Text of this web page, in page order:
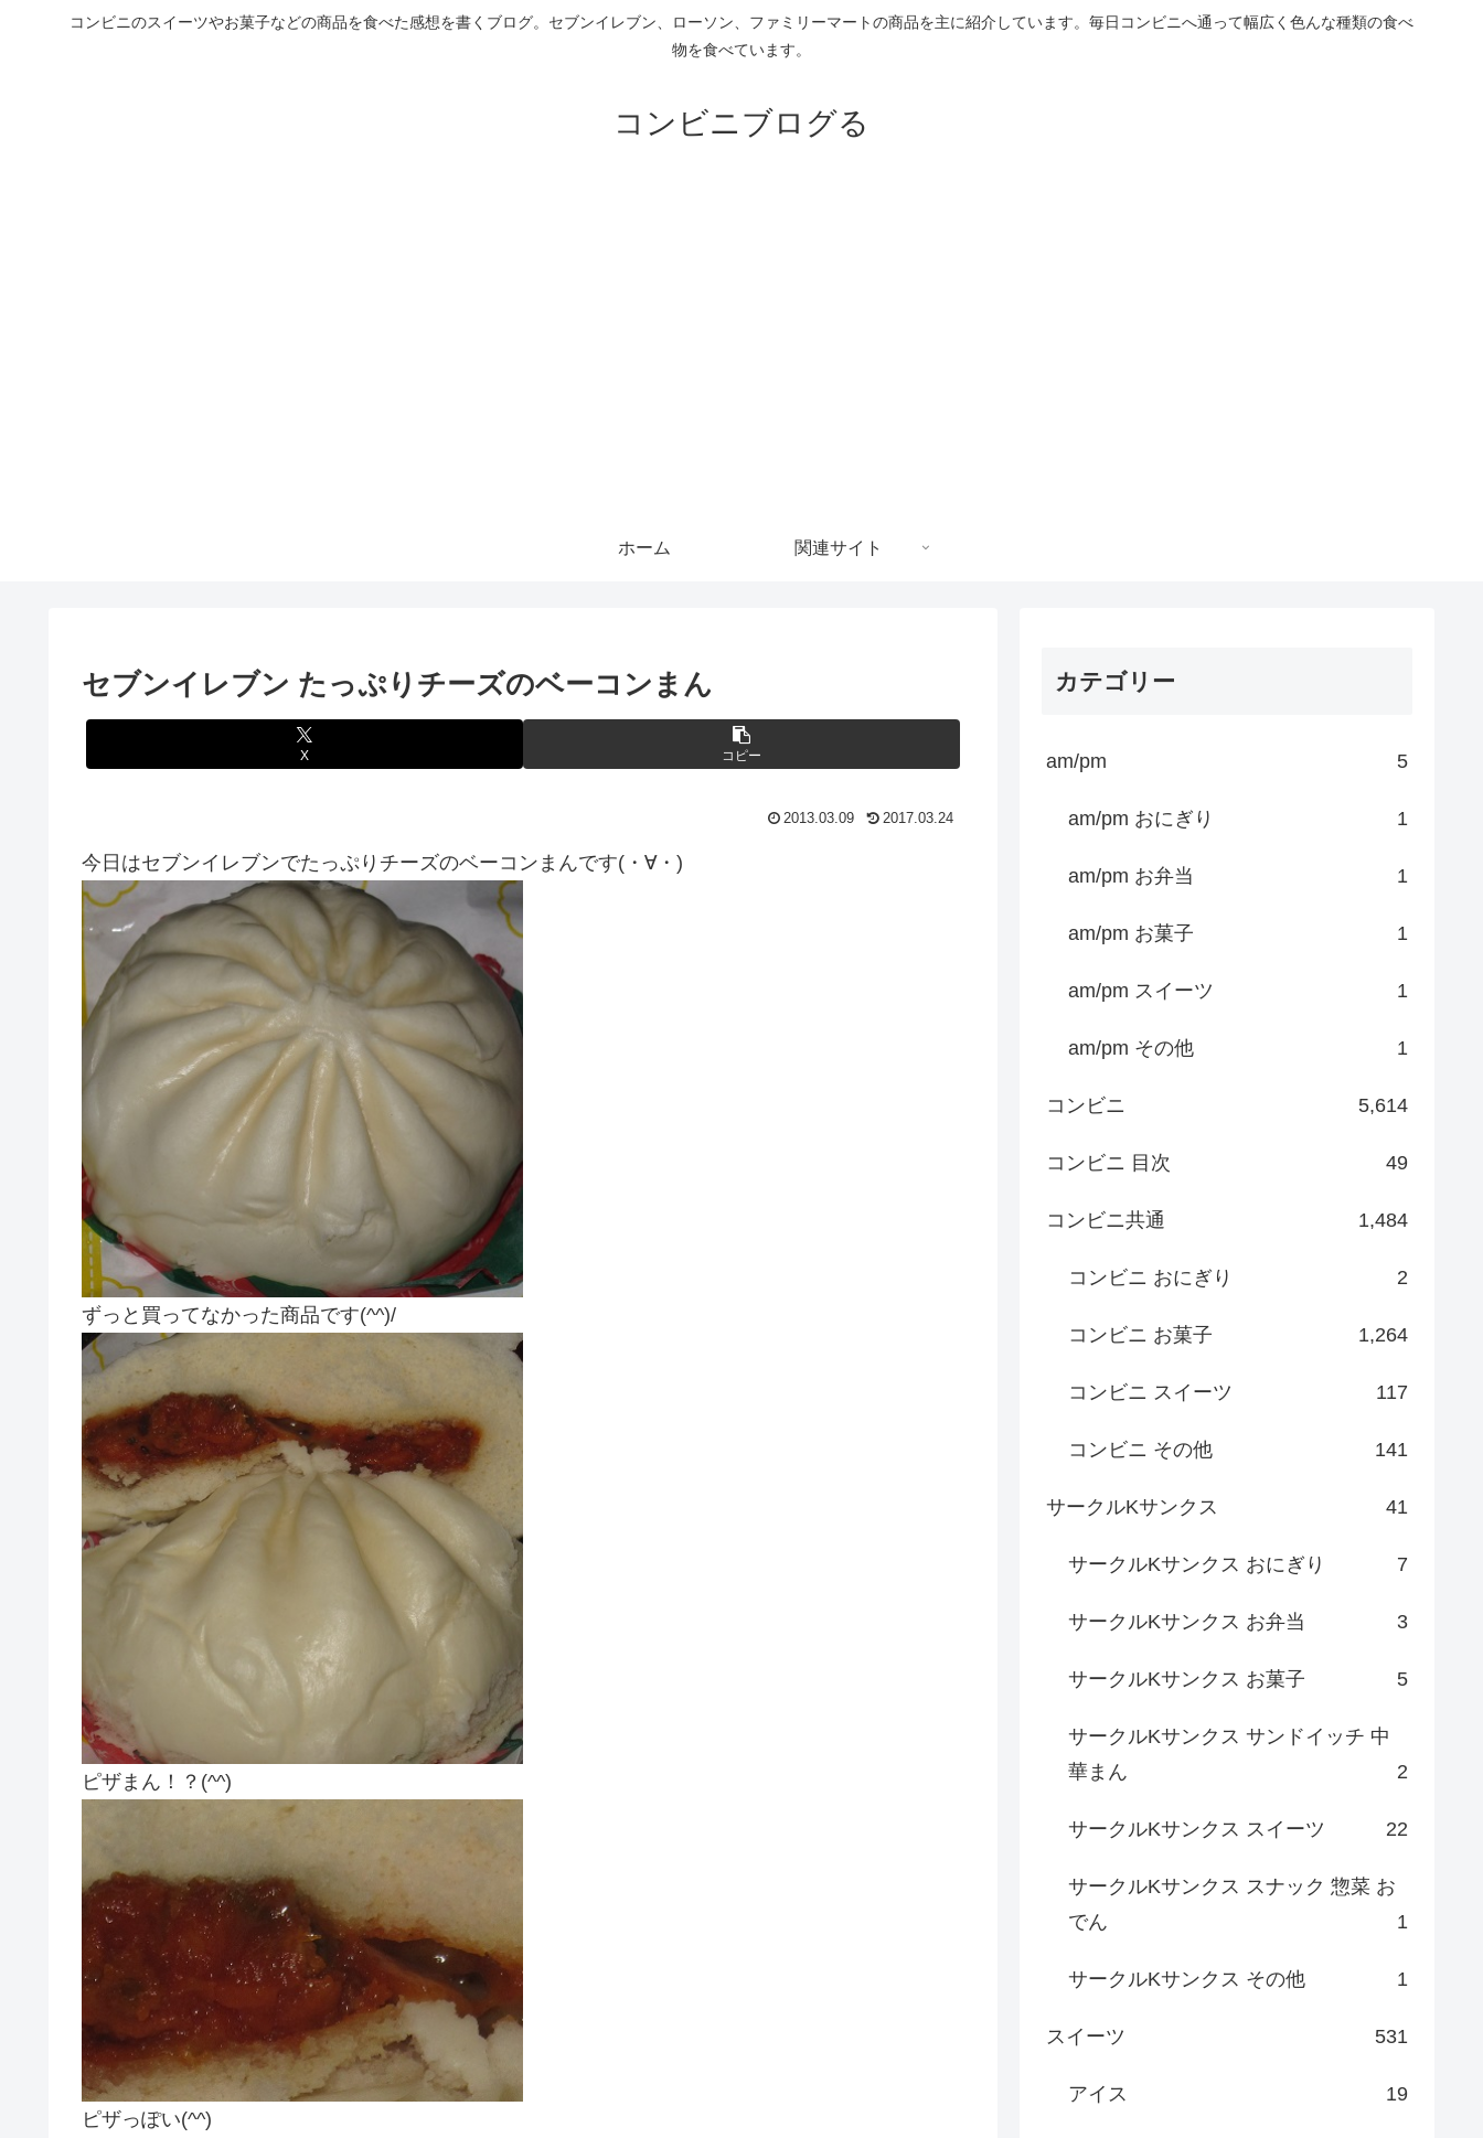
コンビニのスイーツやお菓子などの商品を食べた感想を書くブログ。セブンイレブン、ローソン、ファミリーマートの商品を主に紹介しています。毎日コンビニへ通って幅広く色んな種類の食べ
物を食べています。
コンビニブログる
ホーム 関連サイト
セブンイレブン たっぷりチーズのベーコンまん
X コピー
2013.03.09 2017.03.24
今日はセブンイレブンでたっぷりチーズのベーコンまんです(・∀・)
ずっと買ってなかった商品です(^^)/
ピザまん！？(^^)
ピザっぽい(^^)
カテゴリー
am/pm 5
am/pm おにぎり 1
am/pm お弁当 1
am/pm お菓子 1
am/pm スイーツ 1
am/pm その他 1
コンビニ 5,614
コンビニ 目次 49
コンビニ共通 1,484
コンビニ おにぎり 2
コンビニ お菓子 1,264
コンビニ スイーツ 117
コンビニ その他 141
サークルKサンクス 41
サークルKサンクス おにぎり 7
サークルKサンクス お弁当 3
サークルKサンクス お菓子 5
サークルKサンクス サンドイッチ 中
華まん
2
サークルKサンクス スイーツ 22
サークルKサンクス スナック 惣菜 お
でん
1
サークルKサンクス その他 1
スイーツ 531
アイス 19